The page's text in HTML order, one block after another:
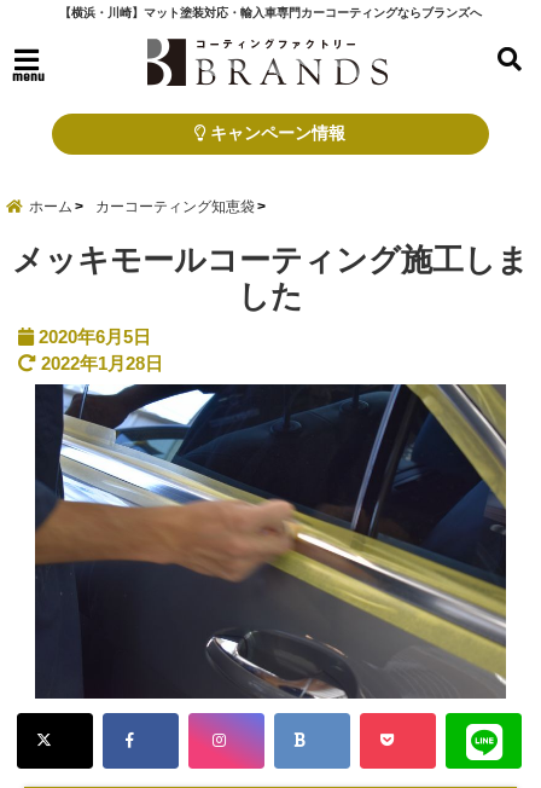
【横浜・川崎】マット塗装対応・輸入車専門カーコーティングならブランズへ
menu
キャンペーン情報
ホーム カーコーティング知恵袋
メッキモールコーティング施工しま
した
2020年6月5日
2022年1月28日